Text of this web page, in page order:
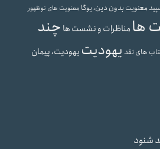
معنویت بدون دین، یوگا معنویت های نوظهور
هامناظرات و نشست ها چند
های نقد یهودیت یهودیت، پیمان
شنود